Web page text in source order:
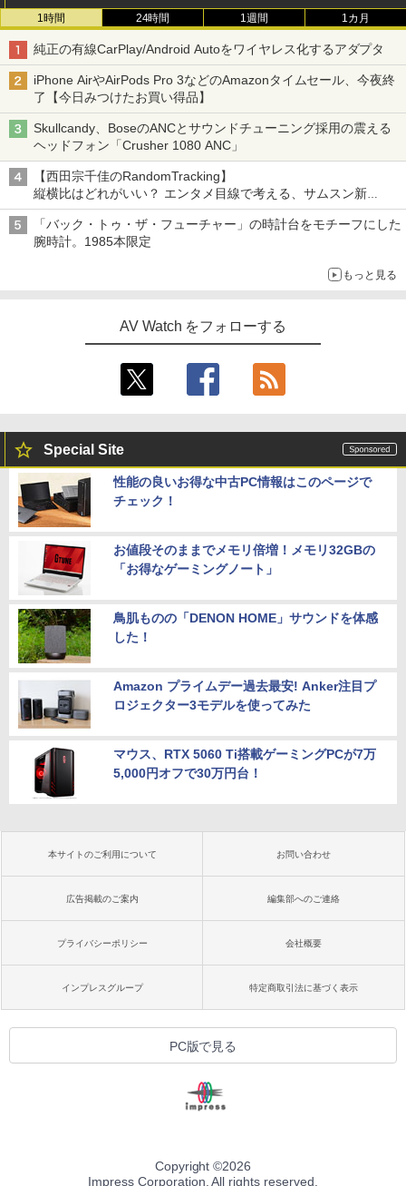
1時間 24時間 1週間 1カ月
純正の有線CarPlay/Android Autoをワイヤレス化するアダプタ
iPhone AirやAirPods Pro 3などのAmazonタイムセール、今夜終
了【今日みつけたお買い得品】
Skullcandy、BoseのANCとサウンドチューニング採用の震える
ヘッドフォン「Crusher 1080 ANC」
【西田宗千佳のRandomTracking】
縦横比はどれがいい？ エンタメ目線で考える、サムスン新
「Galaxy Z Fold」
「バック・トゥ・ザ・フューチャー」の時計台をモチーフにした
腕時計。1985本限定
もっと見る
AV Watch をフォローする
Special Site
性能の良いお得な中古PC情報はこのページで
チェック！
お値段そのままでメモリ倍増！メモリ32GBの
「お得なゲーミングノート」
鳥肌ものの「DENON HOME」サウンドを体感
した！
Amazon プライムデー過去最安! Anker注目プ
ロジェクター3モデルを使ってみた
マウス、RTX 5060 Ti搭載ゲーミングPCが7万
5,000円オフで30万円台！
本サイトのご利用について お問い合わせ
広告掲載のご案内 編集部へのご連絡
プライバシーポリシー 会社概要
インプレスグループ 特定商取引法に基づく表示
PC版で見る
Copyright ©2026
Impress Corporation. All rights reserved.